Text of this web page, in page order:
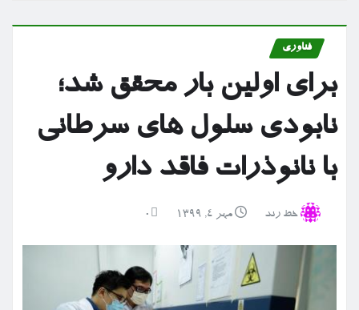
فناوری
برای اولین بار محقق شد؛
نابودی سلول های سرطانی
با نانوذرات فاقد دارو
خط رند مهر ۴, ۱۳۹۹ 0